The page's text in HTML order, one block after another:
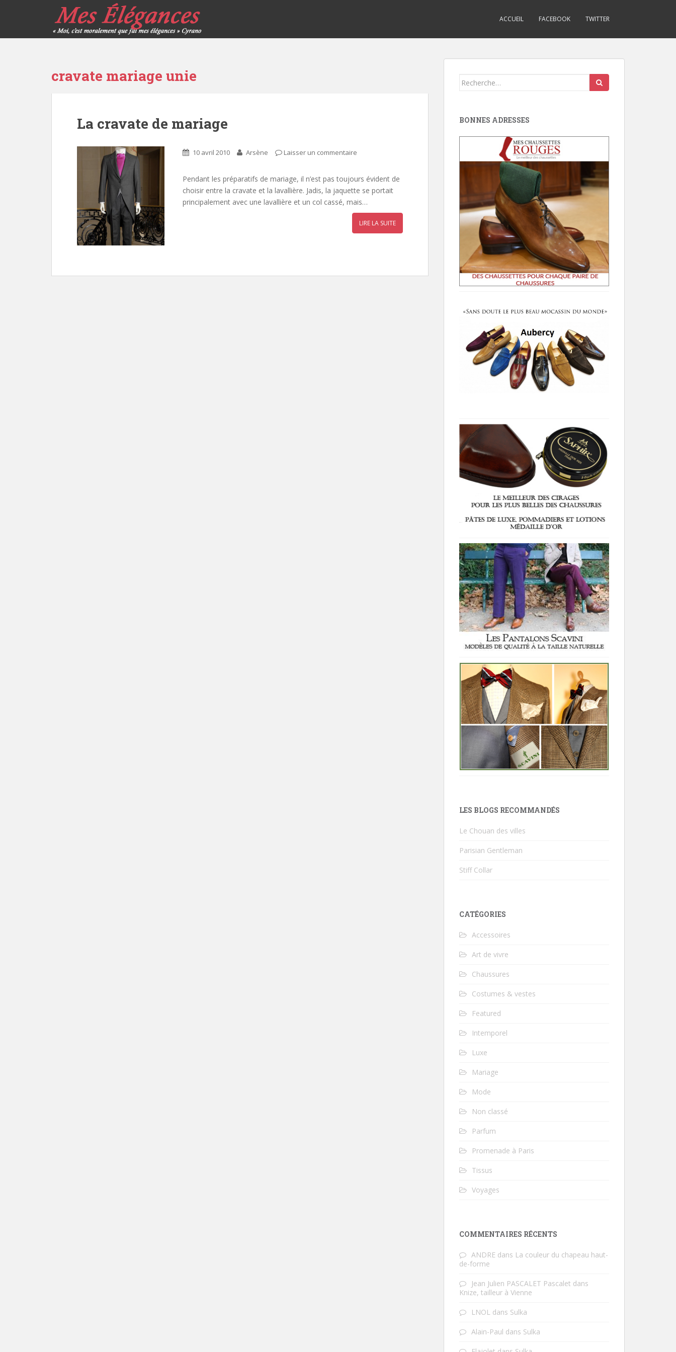
ACCUEIL FACEBOOK TWITTER
cravate mariage unie
La cravate de mariage
10 avril 2010 Arsène Laisser un commentaire
Pendant les préparatifs de mariage, il n’est pas toujours évident de
choisir entre la cravate et la lavallière. Jadis, la jaquette se portait
principalement avec une lavallière et un col cassé, mais…
LIRE LA SUITE
Search
BONNES ADRESSES
LES BLOGS RECOMMANDÉS
Le Chouan des villes
Parisian Gentleman
Stiff Collar
CATÉGORIES
Accessoires
Art de vivre
Chaussures
Costumes & vestes
Featured
Intemporel
Luxe
Mariage
Mode
Non classé
Parfum
Promenade à Paris
Tissus
Voyages
COMMENTAIRES RÉCENTS
ANDRE dans La couleur du chapeau haut-
de-forme
Jean Julien PASCALET Pascalet dans
Knize, tailleur à Vienne
LNOL dans Sulka
Alain-Paul dans Sulka